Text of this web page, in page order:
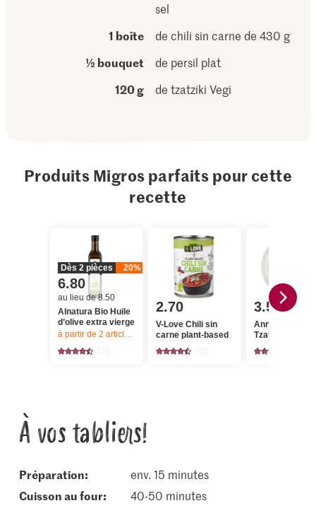
sel
1 boîte
de chili sin carne de 430 g
½ bouquet
de persil plat
120 g
de tzatziki Vegi
Produits Migros parfaits pour cette
recette
Dès 2 pièces 20%
6.80
au lieu de 8.50
Alnatura Bio Huile
d’olive extra vierge
à partir de 2 articles, Offre valable du 6.8 au 12.8.2026, jusqu’à
2.70
V-Love Chili sin
carne plant-based
3.50
Anna's Best
Tzatziki Grec
À vos tabliers!
Préparation:
env. 15 minutes
cuisson au four:
40-50 minutes